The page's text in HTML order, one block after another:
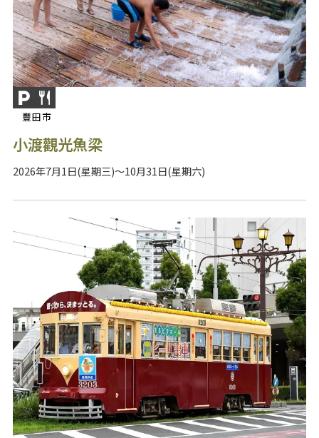
豐田市
小渡觀光魚梁
2026年7月1日(星期三)～10月31日(星期六)